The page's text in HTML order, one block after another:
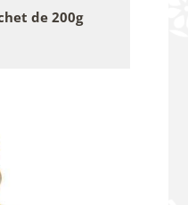
de 200g